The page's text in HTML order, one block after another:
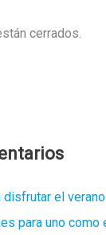
cerrados.
disfrutar el
para uno